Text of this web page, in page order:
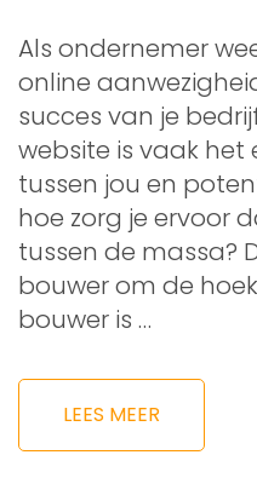
Als ondernemer
online
succes van je
website is vaak
tussen jou en
hoe zorg je ervoor
tussen de massa?
bouwer om de
bouwer is …
LEES MEER